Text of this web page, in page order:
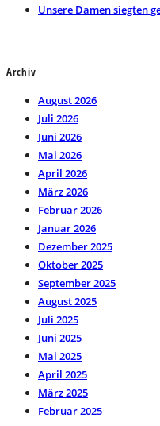
Unsere Damen siegten
Archiv
August 2026
Juli 2026
Juni 2026
Mai 2026
April 2026
März 2026
Februar 2026
Januar 2026
Dezember 2025
Oktober 2025
September 2025
August 2025
Juli 2025
Juni 2025
Mai 2025
April 2025
März 2025
Februar 2025